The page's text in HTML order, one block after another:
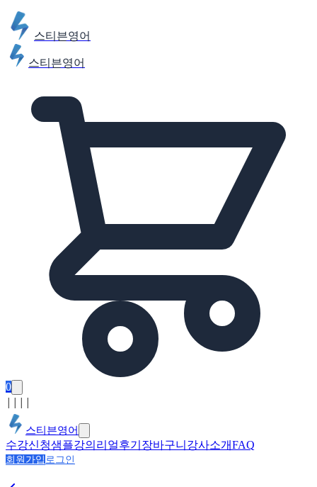
스티븐영어
스티븐영어
0
스티븐영어
수강신청샘플강의 리얼후기 장바구니 강사소개FAQ
회원가입 로그인